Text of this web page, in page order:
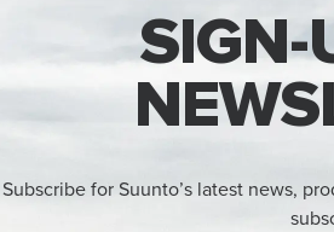
SIGN-
Subscribe for Suunto’s latest news,